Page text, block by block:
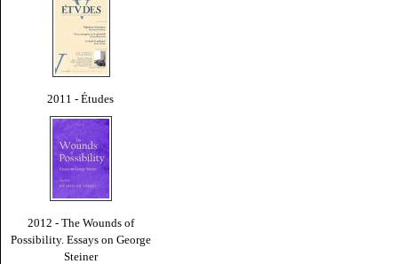
2011 - Études
2012 - The Wounds of
Possibility. Essays on George
Steiner